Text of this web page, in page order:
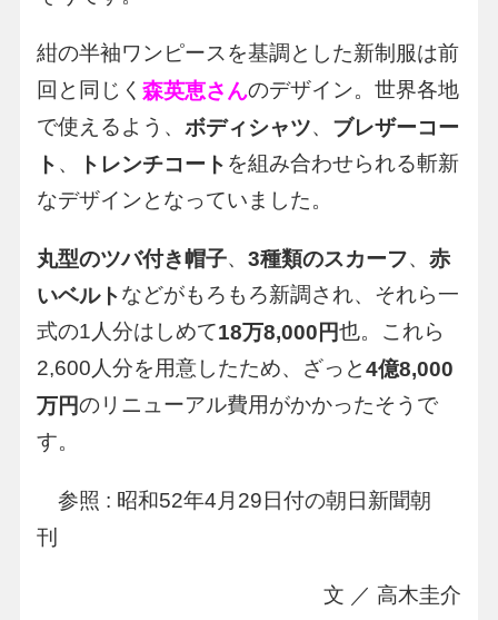
紺の半袖ワンピースを基調とした新制服は前
回と同じく 森英恵さんのデザイン。世界各地
で使えるよう、 ボディシャツ、 ブレザーコー
ト 、 トレンチコート を組み合わせられる斬新
なデザインとなっていました。
丸型のツバ付き帽子、 3種類のスカーフ、 赤
いベルトなどがもろもろ新調され、それら一
式の1人分はしめて18万8,000円也。これら
2,600人分を用意したため、ざっと4億8,000
万円のリニューアル費用がかかったそうで
す。
参照 : 昭和52年4月29日付の朝日新聞朝
刊
文 ／ 高木圭介